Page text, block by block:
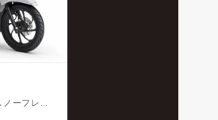
ホンダ / 110cc / パールスノーフレークホワイト